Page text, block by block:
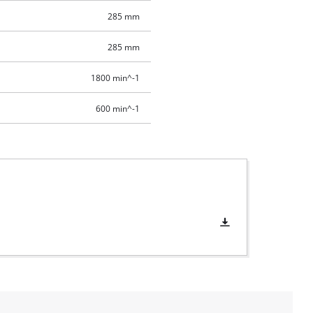
285 mm
285 mm
1800 min^-1
600 min^-1